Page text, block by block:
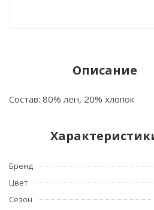
Описание
Состав: 80% лен, 20% хлопок
Бренд
Цвет
Сезон